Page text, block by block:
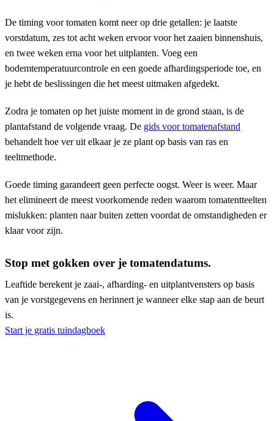
De timing voor tomaten komt neer op drie getallen: je laatste
vorstdatum, zes tot acht weken ervoor voor het zaaien binnenshuis,
en twee weken erna voor het uitplanten. Voeg een
bodemtemperatuurcontrole en een goede afhardingsperiode toe, en
je hebt de beslissingen die het meest uitmaken afgedekt.
Zodra je tomaten op het juiste moment in de grond staan, is de
plantafstand de volgende vraag. De gids voor tomatenafstand
behandelt hoe ver uit elkaar je ze plant op basis van ras en
teeltmethode.
Goede timing garandeert geen perfecte oogst. Weer is weer. Maar
het elimineert de meest voorkomende reden waarom tomatentteelten
mislukken: planten naar buiten zetten voordat de omstandigheden er
klaar voor zijn.
Stop met gokken over je tomatendatums.
Leaftide berekent je zaai-, afharding- en uitplantvensters op basis
van je vorstgegevens en herinnert je wanneer elke stap aan de beurt
is.
Start je gratis tuindagboek